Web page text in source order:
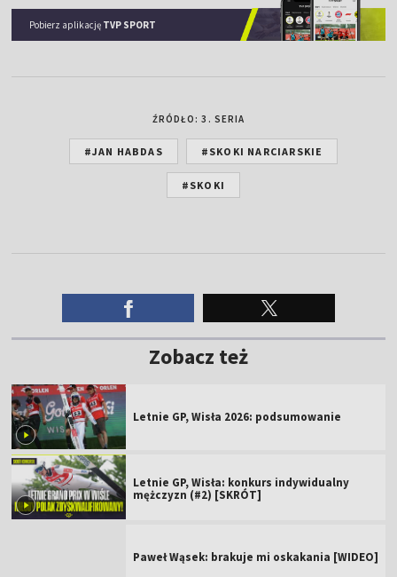
Pobierz aplikację TVP SPORT
ŹRÓDŁO: 3. SERIA
#JAN HABDAS #SKOKI NARCIARSKIE
#SKOKI
Zobacz też
Letnie GP, Wisła 2026: podsumowanie
Letnie GP, Wisła: konkurs indywidualny
mężczyzn (#2) [SKRÓT]
Paweł Wąsek: brakuje mi oskakania [WIDEO]